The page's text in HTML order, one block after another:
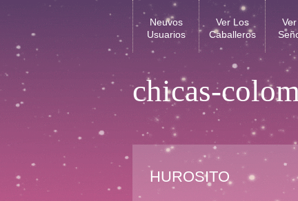
chicas-
Neuvos
Usuarios
Ver Los
Caballeros
HUROSITO